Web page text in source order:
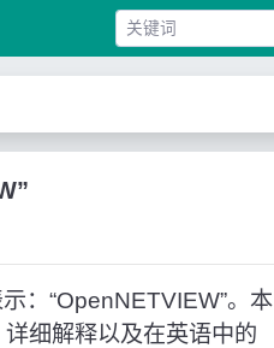
：“OpenNETVIEW”。本
细解释以及在英语中的